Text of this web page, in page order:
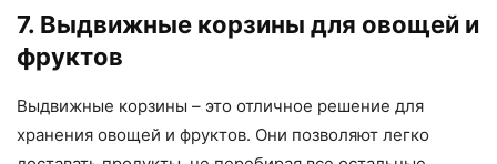
7. Выдвижные корзины для овощей и
фруктов
Выдвижные корзины – это отличное решение для
хранения овощей и фруктов. Они позволяют легко